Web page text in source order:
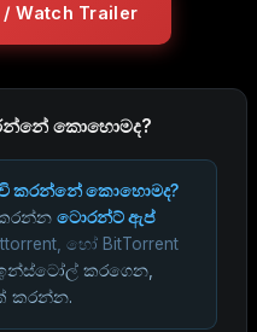
Watch Trailer
කොහොමද?
කරන්නේ කොහොමද?
කරන්නටොරන්ට් ඇප්
හෝ BitTorrent
කරගෙන,
කරන්න.